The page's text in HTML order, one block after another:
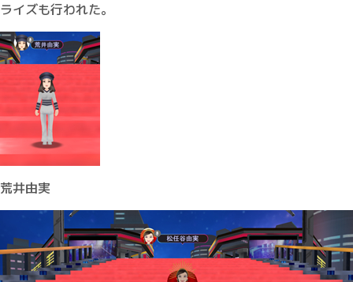
ライズも行われた。
荒井由実